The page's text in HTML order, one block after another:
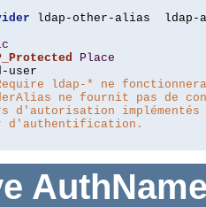
ldap-other-alias  ldap-
Place
user
ldap-* ne
ne fournit pas de
d'autorisation implémentés
d'authentification.